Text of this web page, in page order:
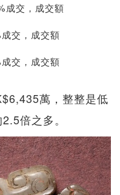
成交，成交額
交，成交額
交，成交額
萬，整整是低
倍之多。